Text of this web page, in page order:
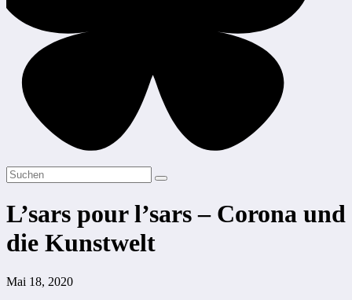
L’sars pour l’sars – Corona und
die Kunstwelt
Mai 18, 2020